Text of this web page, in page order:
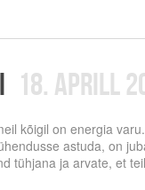
18. aprill
kõigil on energia
astuda, on
tühjana ja arvate, et